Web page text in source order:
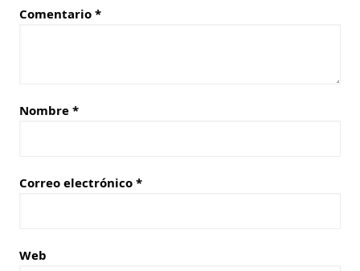
Comentario *
Nombre *
Correo electrónico *
Web